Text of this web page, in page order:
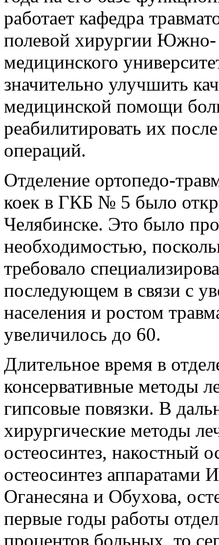
работает кафедра
полевой хирургии Южно-
медицинского
значительно улучшить
медицинской помощи
реабилитировать их
операций.
Отделение ортопедо-
коек в ГКБ № 5 было
Челябинске. Это было
необходимостью,
требовало
последующем в связи с
населения и ростом
увеличилось до 60.
Длительное время в
консервативные методы
гипсовые повязки. В
хирургические методы
остеосинтез, накостный
остеосинтез аппаратами
Оганесяна и Обухова,
первые годы работы
процентов больных, то